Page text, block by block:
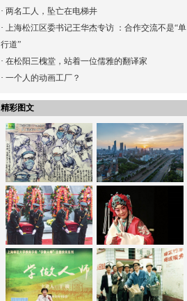
· 两名工人，坠亡在电梯井
· 上海松江区委书记王华杰专访 ：合作交流不是“单
行道”
· 在松阳三槐堂，站着一位儒雅的翻译家
· 一个人的动画工厂？
精彩图文